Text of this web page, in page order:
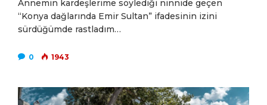
Annemin kardeşlerime söylediği ninnide geçen
“Konya dağlarında Emir Sultan” ifadesinin izini
sürdüğümde rastladım…
0 1943